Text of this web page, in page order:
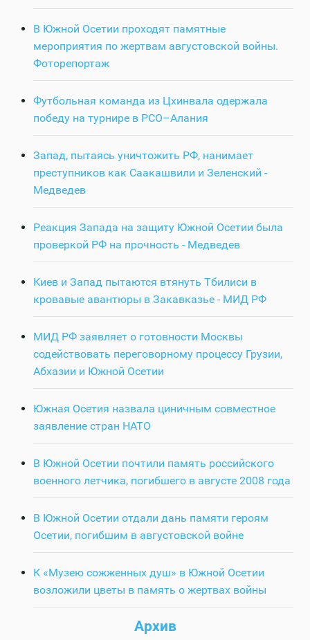
В Южной Осетии проходят памятные
мероприятия по жертвам августовской войны.
Фоторепортаж
Футбольная команда из Цхинвала одержала
победу на турнире в РСО–Алания
Запад, пытаясь уничтожить РФ, нанимает
преступников как Саакашвили и Зеленский -
Медведев
Реакция Запада на защиту Южной Осетии была
проверкой РФ на прочность - Медведев
Киев и Запад пытаются втянуть Тбилиси в
кровавые авантюры в Закавказье - МИД РФ
МИД РФ заявляет о готовности Москвы
содействовать переговорному процессу Грузии,
Абхазии и Южной Осетии
Южная Осетия назвала циничным совместное
заявление стран НАТО
В Южной Осетии почтили память российского
военного летчика, погибшего в августе 2008 года
В Южной Осетии отдали дань памяти героям
Осетии, погибшим в августовской войне
К «Музею сожженных душ» в Южной Осетии
возложили цветы в память о жертвах войны
Архив